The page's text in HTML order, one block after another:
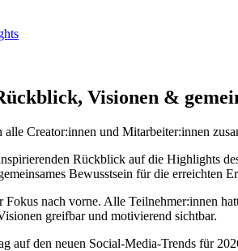
Visionen &
Creator:innen und Mitarbeiter:innen
Rückblick auf die Highlights
Bewusstsein für die erreichten
Fokus nach vorne. Alle Teilnehmer:innen
greifbar und motivierend sichtbar.
auf den neuen Social-Media-Trends für